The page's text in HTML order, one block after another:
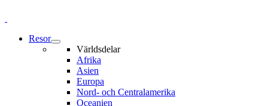
Resor
Världsdelar
Afrika
Asien
Europa
Nord- och Centralamerika
Oceanien